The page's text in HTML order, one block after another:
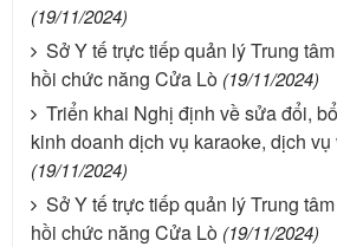
(19/11/2024)
Sở Y tế trực tiếp quản lý Trung
hồi chức năng Cửa Lò (19/11/2024)
Triển khai Nghị định về sửa đổi,
kinh doanh dịch vụ karaoke, dịch vụ
(19/11/2024)
Sở Y tế trực tiếp quản lý Trung
hồi chức năng Cửa Lò (19/11/2024)